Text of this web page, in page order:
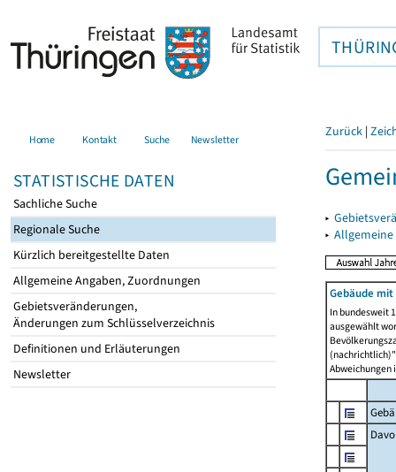
Home Kontakt Suche Newsletter
STATISTISCHE DATEN
Sachliche Suche
Regionale Suche
Kürzlich bereitgestellte Daten
Allgemeine Angaben, Zuordnungen
Gebietsveränderungen,
Änderungen zum Schlüsselverzeichnis
Definitionen und Erläuterungen
Newsletter
Zurück |
▸
▸
Gebäude
In bundesweit
ausgewählt
Abweichungen